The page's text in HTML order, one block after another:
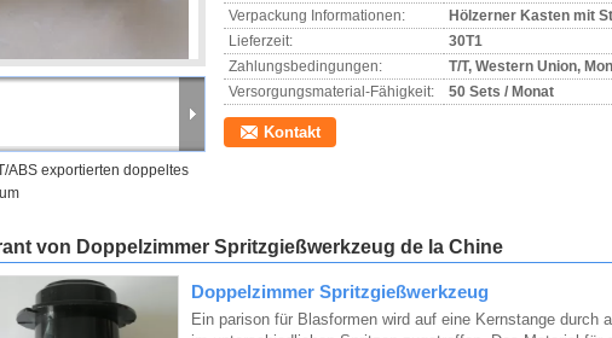
ABS exportierten doppeltes
Verpackung Informationen:
Hölzerner Kasten mit
Lieferzeit:
30T1
Zahlungsbedingungen:
T/T, Western Union,
Versorgungsmaterial-Fähigkeit:
50 Sets / Monat
Kontakt
von Doppelzimmer Spritzgießwerkzeug de la Chine
Doppelzimmer Spritzgießwerkzeug
Ein parison für Blasformen wird auf eine Kernstange durch